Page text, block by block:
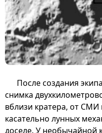
После создания
снимка
вблизи кратера, от
касательно лунных
доселе. У необычайной